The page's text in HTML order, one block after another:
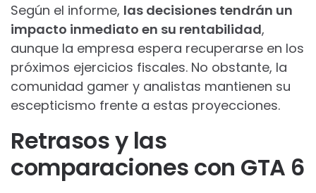
Según el informe, las decisiones tendrán un
impacto inmediato en su rentabilidad,
aunque la empresa espera recuperarse en los
próximos ejercicios fiscales. No obstante, la
comunidad gamer y analistas mantienen su
escepticismo frente a estas proyecciones.
Retrasos y las
comparaciones con GTA 6